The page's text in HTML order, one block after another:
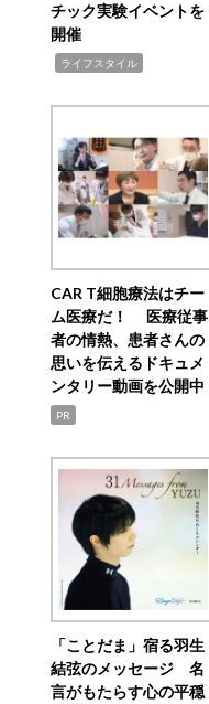
チック実験イベントを
開催
ライフスタイル
CAR T細胞療法はチー
ム医療だ！ 医療従事
者の情熱、患者さんの
思いを伝えるドキュメ
ンタリー動画を公開中
PR
「ことだま」宿る羽生
結弦のメッセージ 名
言がもたらす心の平穏